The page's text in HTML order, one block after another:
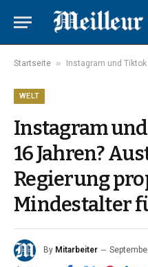
Startseite » Instagram und Tiktok erst ab 16
WELT
Instagram
16 Jahren?
Regierung
Mindestalter
By Mitarbeiter